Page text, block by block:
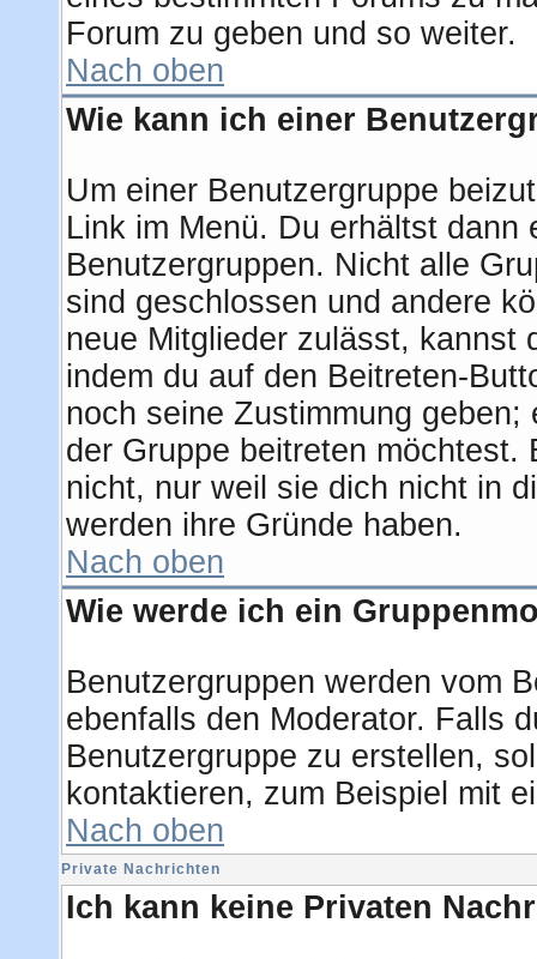
Forum zu geben und so weiter.
Nach oben
Wie kann ich einer
Um einer Benutzergruppe
Link im Menü. Du erhältst dann
Benutzergruppen. Nicht alle
sind geschlossen und andere
neue Mitglieder zulässt, kannst
indem du auf den Beitreten-
noch seine Zustimmung
der Gruppe beitreten möchtest.
nicht, nur weil sie dich nicht in
werden ihre Gründe haben.
Nach oben
Wie werde ich ein
Benutzergruppen werden vom
ebenfalls den Moderator. Falls
Benutzergruppe zu erstellen,
kontaktieren, zum Beispiel mit
Nach oben
Private Nachrichten
Ich kann keine Privaten